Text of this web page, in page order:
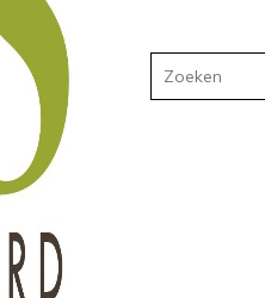
Zoeken